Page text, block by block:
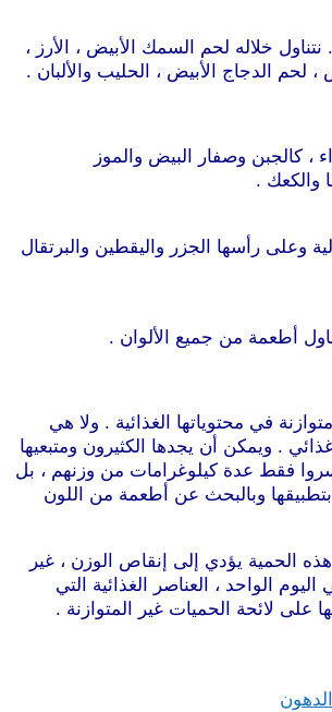
خلاله لحم السمك الأبيض ، الأرز ،
، لحم الدجاج الأبيض ، الحليب والألبان .
، كالجبن وصفار البيض والموز
والكعك .
وعلى رأسها الجزر واليقطين والبرتقال
أطعمة من جميع الألوان .
في محتوياتها الغذائية . ولا هي
. ويمكن أن يجدها الكثيرون ومتبعيها
فقط عدة كيلوغرامات من وزنهم ، بل
بتطبيقها وبالبحث عن أطعمة من اللون
الحمية يؤدي إلى إنقاص الوزن ، غير
الواحد ، العناصر الغذائية التي
على لائحة الحميات غير المتوازنة .